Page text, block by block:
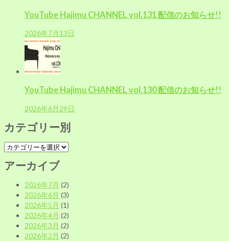
YouTube Hajimu CHANNEL vol.131 配信のお知らせ!!
2026年7月13日
YouTube Hajimu CHANNEL vol.130 配信のお知らせ!!
2026年6月29日
カテゴリー別
カ
ゴ
アーカイブ
2026年7月 (2)
2026年6月 (3)
2026年5月 (1)
2026年4月 (2)
2026年3月 (2)
2026年2月 (2)